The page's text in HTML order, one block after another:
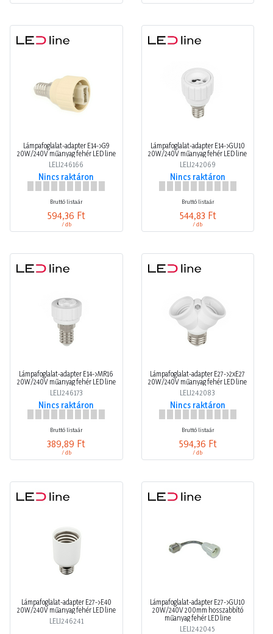
Lámpafoglalat-adapter E14->G9
20W/240V műanyag fehér LED line
LELI246166
Nincs raktáron
Bruttó listaár
594,36 Ft
/ db
Lámpafoglalat-adapter E14->GU10
20W/240V műanyag fehér LED line
LELI242069
Nincs raktáron
Bruttó listaár
544,83 Ft
/ db
Lámpafoglalat-adapter E14->MR16
20W/240V műanyag fehér LED line
LELI246173
Nincs raktáron
Bruttó listaár
389,89 Ft
/ db
Lámpafoglalat-adapter E27->2xE27
20W/240V műanyag fehér LED line
LELI242083
Nincs raktáron
Bruttó listaár
594,36 Ft
/ db
Lámpafoglalat-adapter E27->E40
20W/240V műanyag fehér LED line
LELI246241
Lámpafoglalat-adapter E27->GU10
20W/240V 200mm hosszabbító
műanyag fehér LED line
LELI242045